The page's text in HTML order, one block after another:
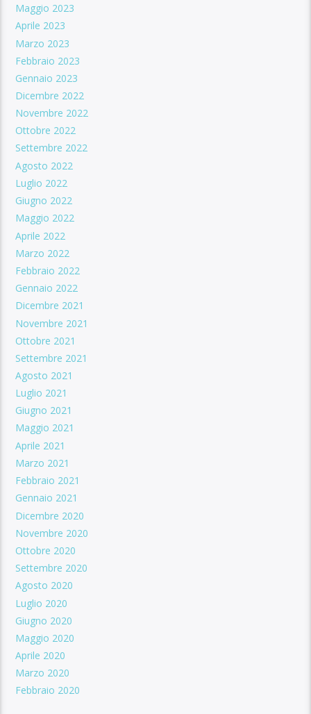
Maggio 2023
Aprile 2023
Marzo 2023
Febbraio 2023
Gennaio 2023
Dicembre 2022
Novembre 2022
Ottobre 2022
Settembre 2022
Agosto 2022
Luglio 2022
Giugno 2022
Maggio 2022
Aprile 2022
Marzo 2022
Febbraio 2022
Gennaio 2022
Dicembre 2021
Novembre 2021
Ottobre 2021
Settembre 2021
Agosto 2021
Luglio 2021
Giugno 2021
Maggio 2021
Aprile 2021
Marzo 2021
Febbraio 2021
Gennaio 2021
Dicembre 2020
Novembre 2020
Ottobre 2020
Settembre 2020
Agosto 2020
Luglio 2020
Giugno 2020
Maggio 2020
Aprile 2020
Marzo 2020
Febbraio 2020